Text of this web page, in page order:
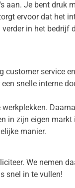
aan. Je bent druk
ervoor dat het
in het bedrijf
customer service
snelle interne
in zijn eigen
manier.
We nemen
snel in te vullen!